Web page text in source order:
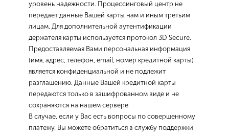
уровень надежности. Процессинговый центр не
передает данные Вашей карты нам и иным третьим
лицам. Для дополнительной аутентификации
держателя карты используется протокол 3D Secure.
Предоставляемая Вами персональная информация
(имя, адрес, телефон, email, номер кредитной карты)
является конфиденциальной и не подлежит
разглашению. Данные Вашей кредитной карты
передаются только в зашифрованном виде и не
сохраняются на нашем сервере.
В случае, если у Вас есть вопросы по совершенному
платежу, Вы можете обратиться в службу поддержки